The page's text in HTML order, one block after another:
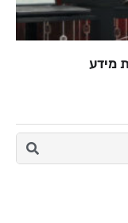
מידע